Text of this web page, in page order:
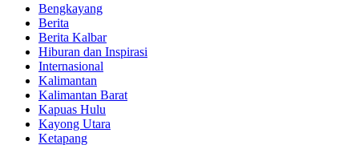
Bengkayang
Berita
Berita Kalbar
Hiburan dan Inspirasi
Internasional
Kalimantan
Kalimantan Barat
Kapuas Hulu
Kayong Utara
Ketapang